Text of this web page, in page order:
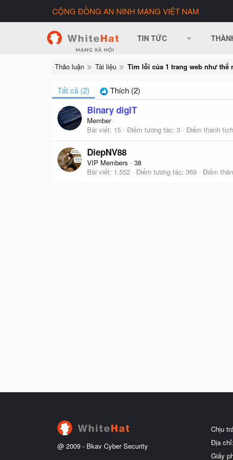
CỘNG ĐỒNG AN NINH MẠNG VIỆT NAM
TIN TỨC
Thảo luận Tài liệu Tìm lỗi của 1 trang web như thế
Tất cả (2) Thích (2)
Binary digIT
Member
Bài viết 15 Điểm tương tác 3 Điểm thành tích
DiepNV88
VIP Members · 38
Bài viết 1.552 Điểm tương tác 369 Điểm
@ 2009 - Bkav Cyber Security
Chịu
Địa
Giấy